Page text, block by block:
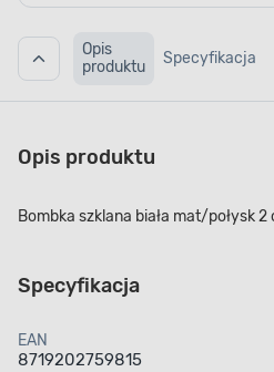
Opis
produktu
Specyfikacja
Opis produktu
Bombka szklana biała mat/połysk 2
Specyfikacja
EAN
8719202759815